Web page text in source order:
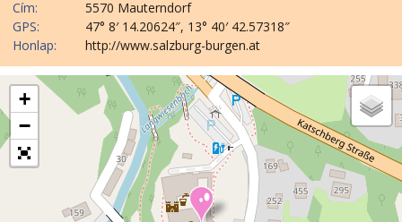
Cím:
5570 Mauterndorf
GPS:
47° 8′ 14.20624″, 13° 40′ 42.57318″
Honlap:
http://www.salzburg-burgen.at
+
−